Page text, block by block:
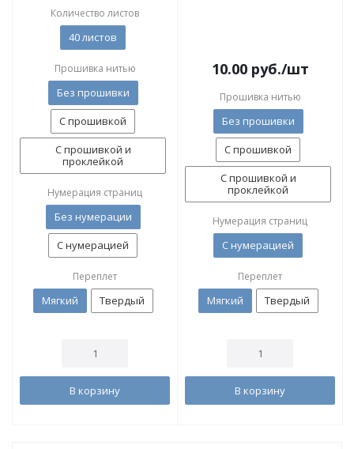
Количество листов
40 листов
Прошивка нитью
Без прошивки
С прошивкой
С прошивкой и
проклейкой
Нумерация страниц
Без нумерации
С нумерацией
Переплет
Мягкий Твердый
В корзину
10.00руб./шт
Прошивка нитью
Без прошивки
С прошивкой
С прошивкой и
проклейкой
Нумерация страниц
С нумерацией
Переплет
Мягкий Твердый
В корзину